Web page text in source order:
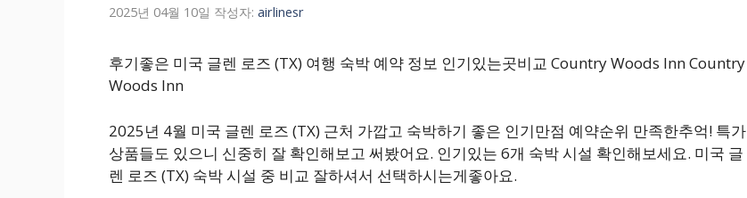
2025년 04월 10일 작성자: airlinesr
후기좋은 미국 글렌 로즈 (TX) 여행 숙박 예약 정보 인기있는곳비교 Country Woods Inn Country
Woods Inn
2025년 4월 미국 글렌 로즈 (TX) 근처 가깝고 숙박하기 좋은 인기만점 예약순위 만족한추억! 특가
상품들도 있으니 신중히 잘 확인해보고 써봤어요. 인기있는 6개 숙박 시설 확인해보세요. 미국 글
렌 로즈 (TX) 숙박 시설 중 비교 잘하셔서 선택하시는게좋아요.